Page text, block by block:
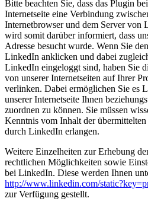
Bitte beachten Sie, dass das Plugin
Internetseite eine Verbindung
Internetbrowser und dem Server von
wird somit darüber informiert, dass
Adresse besucht wurde. Wenn Sie
LinkedIn anklicken und dabei
LinkedIn eingeloggt sind, haben Sie
von unserer Internetseiten auf Ihrer
verlinken. Dabei ermöglichen Sie es
unserer Internetseite Ihnen
zuordnen zu können. Sie müssen
Kenntnis vom Inhalt der
durch LinkedIn erlangen.
Weitere Einzelheiten zur Erhebung
rechtlichen Möglichkeiten sowie
bei LinkedIn. Diese werden Ihnen
http://www.linkedin.com/
zur Verfügung gestellt.